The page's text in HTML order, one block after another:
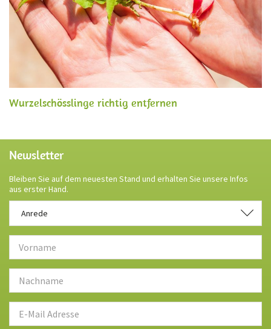
Wurzelschösslinge richtig entfernen
Newsletter
Bleiben Sie auf dem neuesten Stand und erhalten Sie unsere Infos
aus erster Hand.
Anrede
Anrede